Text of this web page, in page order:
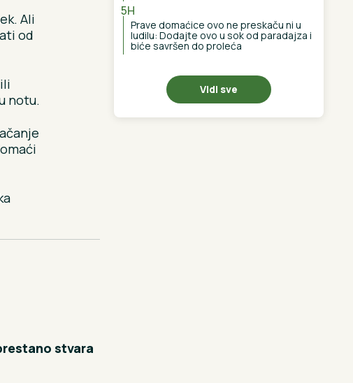
Ali
od
notu.
stvara
5H
Prave domaćice ovo ne preskaču ni u
ludilu: Dodajte ovo u sok od paradajza i
biće savršen do proleća
Vidi sve